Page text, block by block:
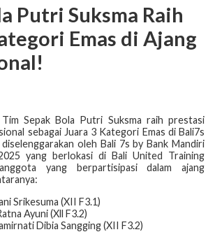
Putri Suksma Raih
Emas di Ajang
Sepak Bola Putri Suksma raih prestasi
sebagai Juara 3 Kategori Emas di Bali7s
oleh Bali 7s by Bank Mandiri
yang berlokasi di Bali United Training
yang berpartisipasi dalam ajang
Srikesuma (XII F3.1)
Ayuni (Xll F3.2)
Dibia Sangging (XII F3.2)